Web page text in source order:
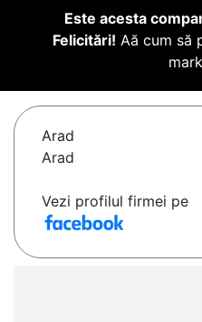
Este acesta
Felicitări! Aă cum să
Arad
Arad
Vezi profilul firmei pe